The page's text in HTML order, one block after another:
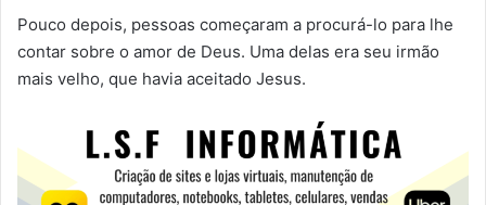
Pouco depois, pessoas começaram a procurá-lo para lhe
contar sobre o amor de Deus. Uma delas era seu irmão
mais velho, que havia aceitado Jesus.